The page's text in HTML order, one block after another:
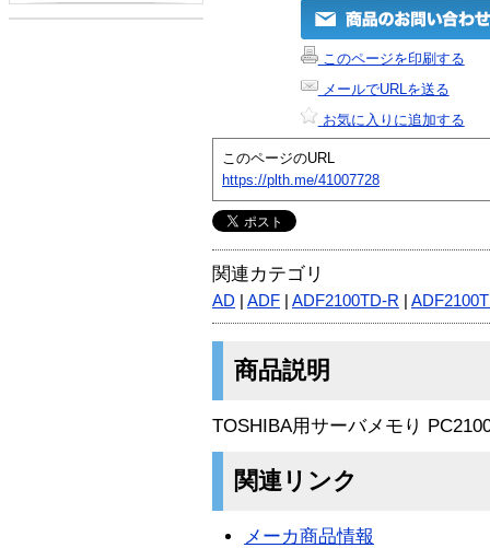
このページを印刷する
メールでURLを送る
お気に入りに追加する
このページのURL
https://plth.me/41007728
関連カテゴリ
AD ADF ADF2100TD-R
商品説明
TOSHIBA用サーバメモり
関連リンク
メーカ商品情報